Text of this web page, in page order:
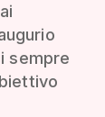
sempre